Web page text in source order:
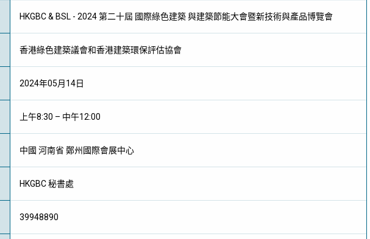
HKGBC & BSL - 2024 第二十屆 國際綠色建築 與建築節能大會暨新技術與產品博覽會
香港綠色建築議會和香港建築環保評估協會
2024年05月14日
上午8:30 – 中午12:00
中國 河南省 鄭州國際會展中心
HKGBC 秘書處
39948890